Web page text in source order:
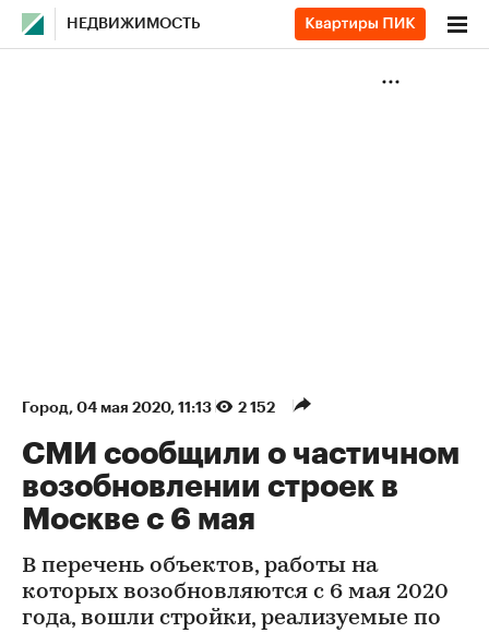
НЕДВИЖИМОСТЬ
Город⁠, 04 мая 2020, 11:13 2 152
СМИ сообщили о частичном
возобновлении строек в
Москве с 6 мая
В перечень объектов, работы на
которых возобновляются с 6 мая 2020
года, вошли стройки, реализуемые по